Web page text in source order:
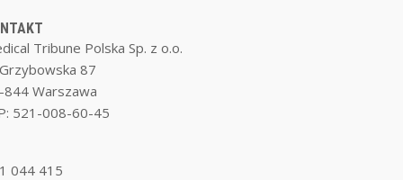
Tribune Polska Sp. z o.o.
87
844 Warszawa
521-008-60-45
044 415